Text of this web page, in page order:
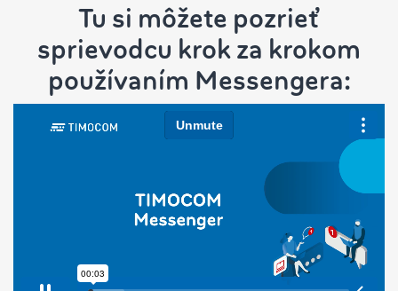
Tu si môžete pozrieť
sprievodcu krok za krokom
používaním Messengera: